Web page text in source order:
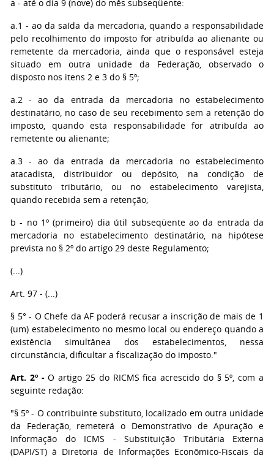
a - até o dia 9 (nove) do mês subseqüente:
a.1 - ao da saída da mercadoria, quando a responsabilidade
pelo recolhimento do imposto for atribuída ao alienante ou
remetente da mercadoria, ainda que o responsável esteja
situado em outra unidade da Federação, observado o
disposto nos itens 2 e 3 do § 5º;
a.2 - ao da entrada da mercadoria no estabelecimento
destinatário, no caso de seu recebimento sem a retenção do
imposto, quando esta responsabilidade for atribuída ao
remetente ou alienante;
a.3 - ao da entrada da mercadoria no estabelecimento
atacadista, distribuidor ou depósito, na condição de
substituto tributário, ou no estabelecimento varejista,
quando recebida sem a retenção;
b - no 1º (primeiro) dia útil subseqüente ao da entrada da
mercadoria no estabelecimento destinatário, na hipótese
prevista no § 2º do artigo 29 deste Regulamento;
(...)
Art. 97 - (...)
§ 5° - O Chefe da AF poderá recusar a inscrição de mais de 1
(um) estabelecimento no mesmo local ou endereço quando a
existência simultânea dos estabelecimentos, nessa
circunstância, dificultar a fiscalização do imposto."
Art. 2º -O artigo 25 do RICMS fica acrescido do § 5º, com a
seguinte redação:
"§ 5º - O contribuinte substituto, localizado em outra unidade
da Federação, remeterá o Demonstrativo de Apuração e
Informação do ICMS - Substituição Tributária Externa
(DAPI/ST) à Diretoria de Informações Econômico-Fiscais da